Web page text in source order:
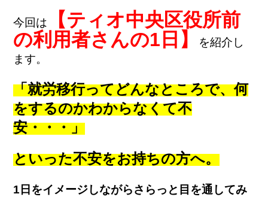
今回は
【ティオ中央区役所前
の利用者さんの1日】
を紹介し
ます。
「就労移行ってどんなところで、何
をするのかわからなくて不
安・・・」
といった不安をお持ちの方へ。
1日をイメージしながらさらっと目を通してみ